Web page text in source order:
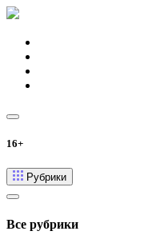
16+
Рубрики
Все рубрики